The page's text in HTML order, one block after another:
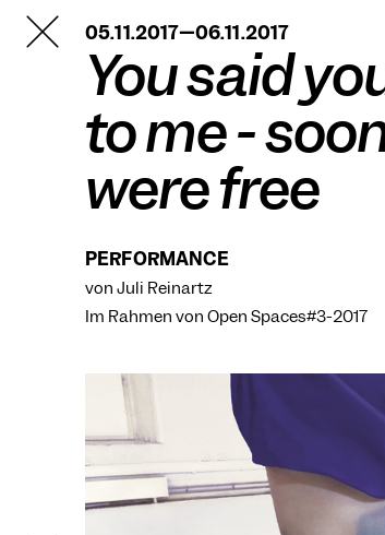
TANZFABRIK
BERLIN05.11.2017—06.11.2017
You said
to me -
were free
PERFORMANCE
von Juli Reinartz
Im Rahmen von Open Spaces#3-2017